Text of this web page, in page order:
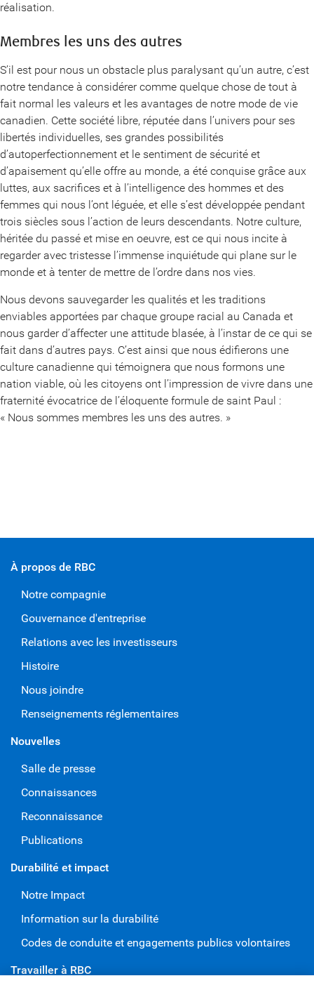
réalisation.
Membres les uns des autres
S’il est pour nous un obstacle plus paralysant qu’un autre, c’est
notre tendance à considérer comme quelque chose de tout à
fait normal les valeurs et les avantages de notre mode de vie
canadien. Cette société libre, réputée dans l’univers pour ses
libertés individuelles, ses grandes possibilités
d’autoperfectionnement et le sentiment de sécurité et
d’apaisement qu’elle offre au monde, a été conquise grâce aux
luttes, aux sacrifices et à l’intelligence des hommes et des
femmes qui nous l’ont léguée, et elle s’est développée pendant
trois siècles sous l’action de leurs descendants. Notre culture,
héritée du passé et mise en oeuvre, est ce qui nous incite à
regarder avec tristesse l’immense inquiétude qui plane sur le
monde et à tenter de mettre de l’ordre dans nos vies.
Nous devons sauvegarder les qualités et les traditions
enviables apportées par chaque groupe racial au Canada et
nous garder d’affecter une attitude blasée, à l’instar de ce qui se
fait dans d’autres pays. C’est ainsi que nous édifierons une
culture canadienne qui témoignera que nous formons une
nation viable, où les citoyens ont l’impression de vivre dans une
fraternité évocatrice de l’éloquente formule de saint Paul :
« Nous sommes membres les uns des autres. »
À propos de RBC
Notre compagnie
Gouvernance d'entreprise
Relations avec les investisseurs
Histoire
Nous joindre
Renseignements réglementaires
Nouvelles
Salle de presse
Connaissances
Reconnaissance
Publications
Durabilité et impact
Notre Impact
Information sur la durabilité
Codes de conduite et engagements publics volontaires
Travailler à RBC